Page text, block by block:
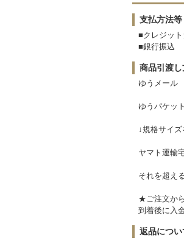
支払方法等
■クレジッ
■銀行振込
商品引渡し
ゆうメール
ゆうパケッ
↓規格サイ
ヤマト運輸
それを超え
★ご注文か
到着後に入
返品につい